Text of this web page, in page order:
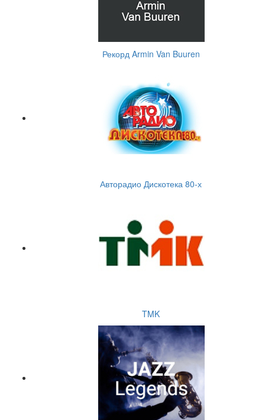
Рекорд Armin Van Buuren
Авторадио Дискотека 80-х
TMK